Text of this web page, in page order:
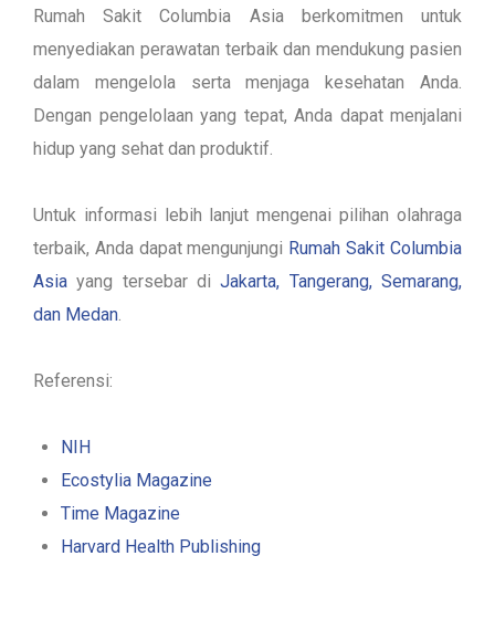
Rumah Sakit Columbia Asia berkomitmen untuk
menyediakan perawatan terbaik dan mendukung pasien
dalam mengelola serta menjaga kesehatan Anda.
Dengan pengelolaan yang tepat, Anda dapat menjalani
hidup yang sehat dan produktif.
Untuk informasi lebih lanjut mengenai pilihan olahraga
terbaik, Anda dapat mengunjungi Rumah Sakit Columbia
Asia yang tersebar diJakarta, Tangerang, Semarang,
dan Medan.
Referensi:
NIH
Ecostylia Magazine
Time Magazine
Harvard Health Publishing